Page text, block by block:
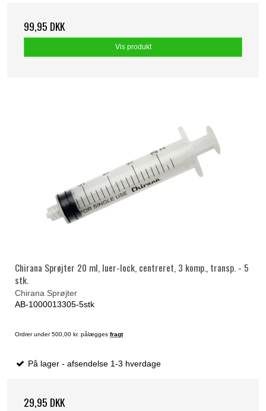
99,95 DKK
Vis produkt
Chirana Sprøjter 20 ml, luer-lock, centreret, 3 komp., transp. - 5
stk.
Chirana Sprøjter
AB-1000013305-5stk
Ordrer under 500,00 kr. pålægges fragt
På lager - afsendelse 1-3 hverdage
29,95 DKK